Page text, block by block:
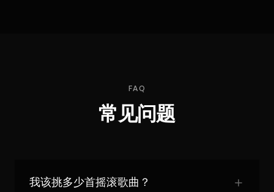
FAQ
常见问题
我该挑多少首摇滚歌曲？